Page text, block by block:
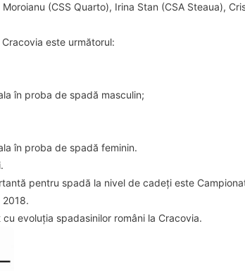
(CSS Quarto), Irina Stan (CSA Steaua),
este următorul:
în proba de spadă masculin;
în proba de spadă feminin.
pentru spadă la nivel de cadeți este
2018.
evoluția spadasinilor români la Cracovia.